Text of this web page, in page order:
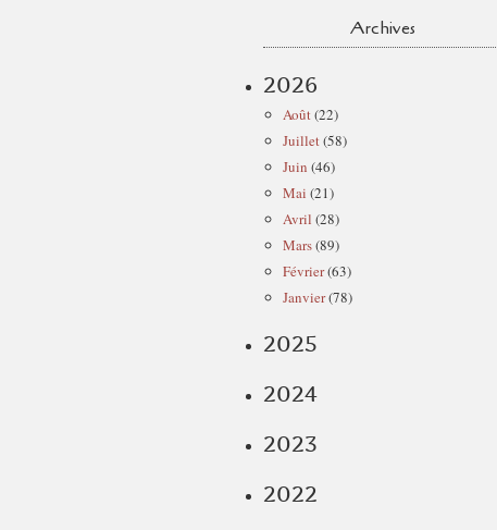
Archives
2026
Août(22)
Juillet(58)
Juin (46)
Mai (21)
Avril (28)
Mars(89)
Février(63)
Janvier(78)
2025
2024
2023
2022